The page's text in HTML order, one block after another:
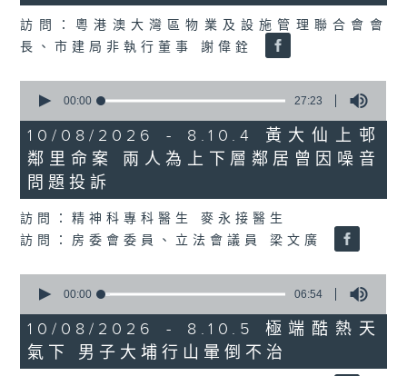
訪問：粵港澳大灣區物業及設施管理聯合會會
長、市建局非執行董事 謝偉銓
seconds
27
minutes,
23
seconds
00:00 27:23
10/08/2026 - 8.10.4 黃大仙上邨
鄰里命案 兩人為上下層鄰居曾因噪音
問題投訴
訪問：精神科專科醫生 麥永接醫生
訪問：房委會委員、立法會議員 梁文廣
seconds
6
minutes,
54
seconds
00:00 06:54
10/08/2026 - 8.10.5 極端酷熱天
氣下 男子大埔行山暈倒不治